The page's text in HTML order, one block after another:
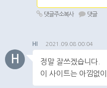
댓글주소복사 댓글
H
HI 2021.09.08 00:04
정말 잘쓰겠습니다.
이 사이트는 아낌없